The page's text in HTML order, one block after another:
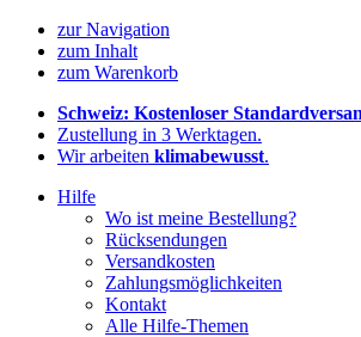
zur Navigation
zum Inhalt
zum Warenkorb
Schweiz: Kostenloser
Zustellung in 3 Werktagen.
Wir arbeiten klimabewusst.
Hilfe
Wo ist meine Bestellung?
Rücksendungen
Versandkosten
Zahlungsmöglichkeiten
Kontakt
Alle Hilfe-Themen